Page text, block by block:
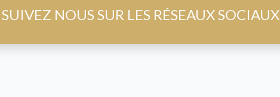
SUIVEZ NOUS SUR LES RÉSEAUX SOCIAUX